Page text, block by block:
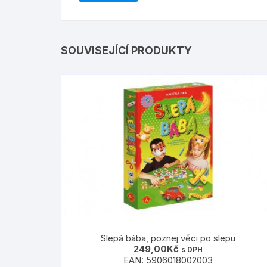
SOUVISEJÍCÍ PRODUKTY
Slepá bába, poznej věci po slepu
249,00Kč s DPH
EAN: 5906018002003